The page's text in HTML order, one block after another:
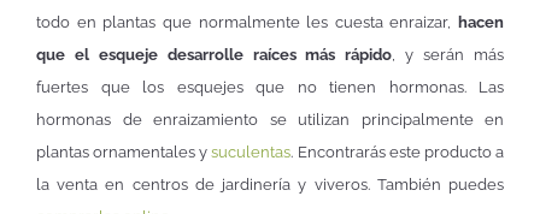
todo en plantas que normalmente les cuesta enraizar, hacen
que el esqueje desarrolle raíces más rápido , y serán más
fuertes que los esquejes que no tienen hormonas. Las
hormonas de enraizamiento se utilizan principalmente en
plantas ornamentales ysuculentas. Encontrarás este producto a
la venta en centros de jardinería y viveros. También puedes